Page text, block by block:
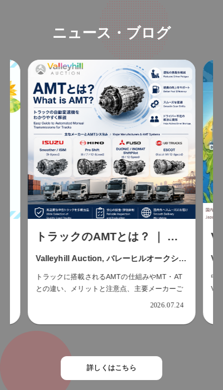
ニュース・ブログ
トラックのAMTとは？ ｜ What Is
Valleyhill Auction, バレーヒルオークション
トラックに搭載されるAMTの仕組みやMT・AT
との違い、メリットと注意点、主要メーカーご
work, how they differ from MT and
check when buying a used truck.
2026.07.24
中
詳しくはこちら